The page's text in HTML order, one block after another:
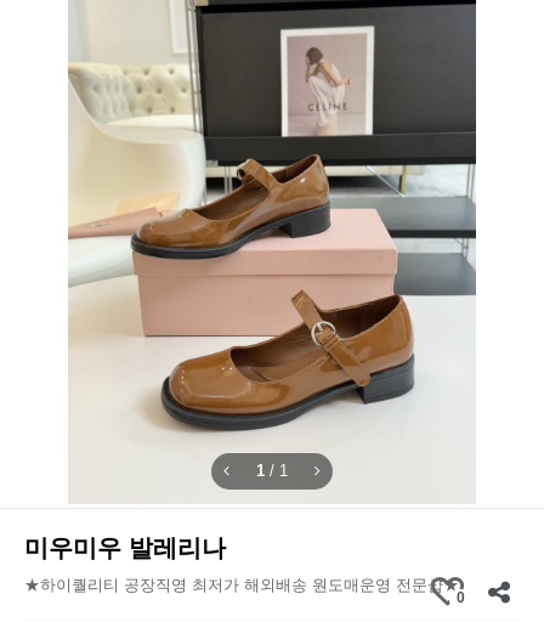
1 / 1
미우미우 발레리나
★하이퀄리티 공장직영 최저가 해외배송 원도매운영 전문샵★
0